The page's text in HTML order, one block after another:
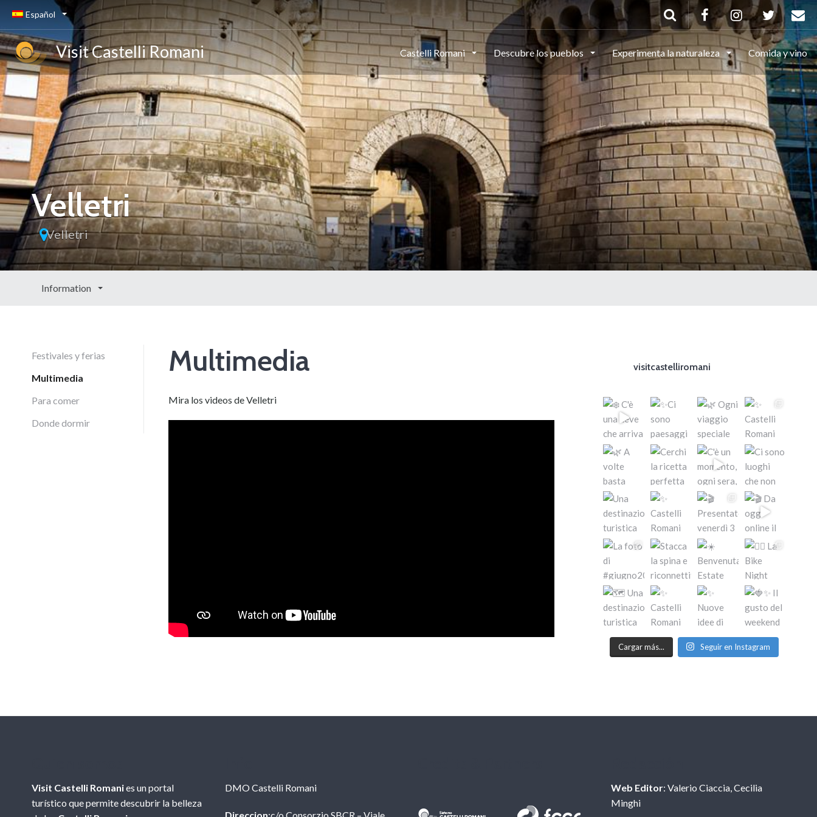
Español
Visit Castelli Romani Castelli Romani Descubre los pueblos Experimenta la naturaleza Comida y vino
This page can't load Google Maps correctly.
Do you own this website?
Velletri
Velletri
Information
Festivales y ferias
Multimedia
Para comer
Donde dormir
Multimedia
Mira los videos de Velletri
visitcastelliromani
Cargar más... Seguir en Instagram
Visit Castelli Romanies un portal
turístico que permite descubrir la belleza
DMO Castelli Romani Web Editor: Valerio Ciaccia, Cecilia
Minghi